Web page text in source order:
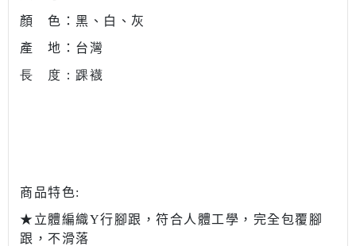
顏 色： 黑、白 、灰
產 地：台灣
長 度：踝襪
商品特色:
★立體編織Y行腳跟，符合人體工學，完全包覆腳
跟，不滑落